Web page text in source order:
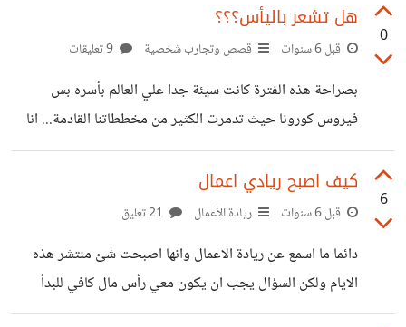
مُلائم معك تستطيع فيه تنفيذ المهام المطلوب إنجازها، وهناك
مستقلين يعملون في منصات العمل الحر يحدّدون منذ البداية
بالطبع أمر مهم عليك تحديده كمستقل، مثلاً أنا يمكنني إنجاز
كتابة بحث من 20 صفحة في زمن قدره ساعتان، أو يمكنني إنهاء
ترجمة
0
هل تشعر باليأس؟؟؟
قبل 6 سنوات قصص وتجارب شخصية
بصراحة هذه الفترة كانت سيئة جدا علي العالم بأسره بس
فيروس كورونا حيث تدمرت الكثير من مخططاتنا القادمة... انا
تخرجت هذه السنة وبصراحة كانت اصعب لحظة بسبب الضروف
لم اكنت اعتقد اني سأتخرج من الكلية كنت اعتقد بأني سأظل
عالقة بها شعور لا يوصف... كطالبة دائما اجتهد واسعى حتى تأتي
لم يحدث بسبب الكورونا وما زاد الامر سوء كل انسان يحلم
بوظيفة بعد تخرجه يحلم بمكتب مستقل له يحلم بمستشفى
6
كيف اصبح ريادي اعمال
قبل 6 سنوات ريادة الأعمال
دائما ما اسمع عن ريادة الاعمال وانها اصبحت شئ منتشر هذه
الايام ولكن السؤال يجب ان يكون معي رأس مال كافي للبدأ
وماهي النصائح الواجب اتباعها للبدأ لمشروع ريادي؟؟ وما